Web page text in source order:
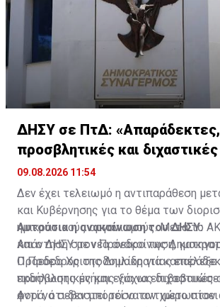
ΔΗΣΥ σε ΠτΔ: «Απαράδεκτες,
προσβλητικές και διχαστικές
αναφορές του»
09.08.2026 11:54
Δεν έχει τελειωμό η αντιπαράθεση
και Κυβέρνησης για το θέμα των
ημικρατικούς οργανισμούς. Μετά το
και ο ΔΗΣΥ με νέα ανακοίνωση,
Πρόεδρο Χριστοδουλίδη για
προσβλητικές και εξόχως διχαστικές
Αυτούσια η ανακοίνωση του ΔΗΣΥ:
Απάντηση στον Πρόεδρο της
Ο Πρόεδρος της Δημοκρατίας επέλεξε
εκδήλωσης μνήμης για να
φορά, ότι δεν μπορεί να
Αντί να σεβαστεί τόσο τον χώρο στον